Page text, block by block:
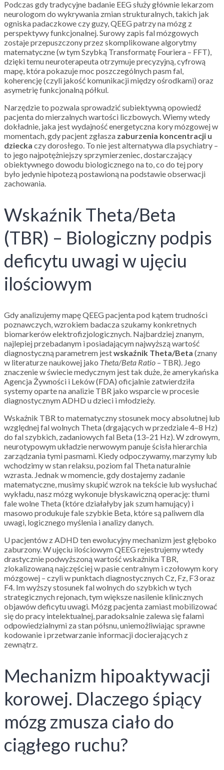
Podczas gdy tradycyjne badanie EEG służy głównie lekarzom
neurologom do wykrywania zmian strukturalnych, takich jak
ogniska padaczkowe czy guzy, QEEG patrzy na mózg z
perspektywy funkcjonalnej. Surowy zapis fal mózgowych
zostaje przepuszczony przez skomplikowane algorytmy
matematyczne (w tym Szybką Transformatę Fouriera – FFT),
dzięki temu neuroterapeuta otrzymuje precyzyjną, cyfrową
mapę, która pokazuje moc poszczególnych pasm fal,
koherencję (czyli jakość komunikacji między ośrodkami) oraz
asymetrię funkcjonalną półkul.
Narzędzie to pozwala sprowadzić subiektywną opowiedź
pacjenta do mierzalnych wartości liczbowych. Wiemy wtedy
dokładnie, jaka jest wydajność energetyczna kory mózgowej w
momentach, gdy pacjent zgłasza zaburzenia koncentracji u
dziecka czy dorosłego. To nie jest alternatywa dla psychiatry –
to jego najpotężniejszy sprzymierzeniec, dostarczający
obiektywnego dowodu biologicznego na to, co do tej pory
było jedynie hipotezą postawioną na podstawie obserwacji
zachowania.
Wskaźnik Theta/Beta
(TBR) – Biologiczny podpis
deficytu uwagi w ujęciu
ilościowym
Gdy analizujemy mapę QEEG pacjenta pod kątem trudności
poznawczych, wzrokiem badacza szukamy konkretnych
biomarkerów elektrofizjologicznych. Najbardziej znanym,
najlepiej przebadanym i posiadającym najwyższą wartość
diagnostyczną parametrem jestwskaźnik Theta/Beta (znany
w literaturze naukowej jako Theta/Beta Ratio – TBR). Jego
znaczenie w świecie medycznym jest tak duże, że amerykańska
Agencja Żywności i Leków (FDA) oficjalnie zatwierdziła
systemy oparte na analizie TBR jako wsparcie w procesie
diagnostycznym ADHD u dzieci i młodzieży.
Wskaźnik TBR to matematyczny stosunek mocy absolutnej lub
względnej fal wolnych Theta (drgających w przedziale 4–8 Hz)
do fal szybkich, zadaniowych fal Beta (13–21 Hz). W zdrowym,
neurotypowym układzie nerwowym panuje ścisła hierarchia
zarządzania tymi pasmami. Kiedy odpoczywamy, marzymy lub
wchodzimy w stan relaksu, poziom fal Theta naturalnie
wzrasta. Jednak w momencie, gdy dostajemy zadanie
matematyczne, musimy skupić wzrok na tekście lub wysłuchać
wykładu, nasz mózg wykonuje błyskawiczną operację: tłumi
fale wolne Theta (które działałyby jak szum hamujący) i
masowo produkuje fale szybkie Beta, które są paliwem dla
uwagi, logicznego myślenia i analizy danych.
U pacjentów z ADHD ten ewolucyjny mechanizm jest głęboko
zaburzony. W ujęciu ilościowym QEEG rejestrujemy wtedy
drastycznie podwyższoną wartość wskaźnika TBR,
zlokalizowaną najczęściej w pasie centralnym i czołowym kory
mózgowej – czyli w punktach diagnostycznych Cz, Fz, F3 oraz
F4. Im wyższy stosunek fal wolnych do szybkich w tych
strategicznych rejonach, tym większe nasilenie klinicznych
objawów deficytu uwagi. Mózg pacjenta zamiast mobilizować
się do pracy intelektualnej, paradoksalnie zalewa się falami
odpowiedzialnymi za stan półsnu, uniemożliwiając sprawne
kodowanie i przetwarzanie informacji docierających z
zewnątrz.
Mechanizm hipoaktywacji
korowej. Dlaczego śpiący
mózg zmusza ciało do
ciągłego ruchu?